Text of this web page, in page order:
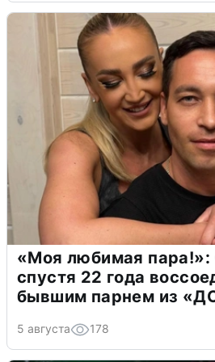
«Моя любимая пара!»:
спустя 22 года
бывшим парнем из
5 августа 178